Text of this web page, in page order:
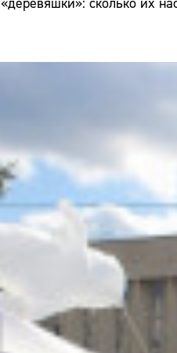
сколько их